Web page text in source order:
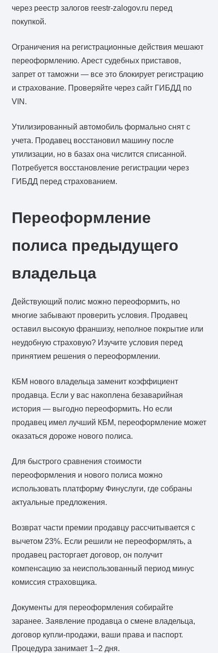
через реестр залогов reestr-zalogov.ru перед
покупкой.
Ограничения на регистрационные действия мешают
переоформлению. Арест судебных приставов,
запрет от таможни — все это блокирует регистрацию
и страхование. Проверяйте через сайт ГИБДД по
VIN.
Утилизированный автомобиль формально снят с
учета. Продавец восстановил машину после
утилизации, но в базах она числится списанной.
Потребуется восстановление регистрации через
ГИБДД перед страхованием.
Переоформление
полиса предыдущего
владельца
Действующий полис можно переоформить, но
многие забывают проверить условия. Продавец
оставил высокую франшизу, неполное покрытие или
неудобную страховую? Изучите условия перед
принятием решения о переоформлении.
КБМ нового владельца заменит коэффициент
продавца. Если у вас накоплена безаварийная
история — выгодно переоформить. Но если
продавец имел лучший КБМ, переоформление может
оказаться дороже нового полиса.
Для быстрого сравнения стоимости
переоформления и нового полиса можно
использовать платформу Финуслуги, где собраны
актуальные предложения.
Возврат части премии продавцу рассчитывается с
вычетом 23%. Если решили не переоформлять, а
продавец расторгает договор, он получит
компенсацию за неиспользованный период минус
комиссия страховщика.
Документы для переоформления собирайте
заранее. Заявление продавца о смене владельца,
договор купли-продажи, ваши права и паспорт.
Процедура занимает 1–2 дня.